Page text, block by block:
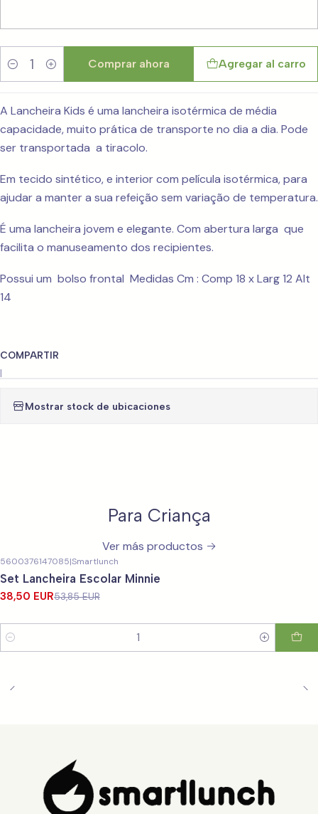
Cantidad
Agregar al carro
Comprar ahora
A Lancheira Kids é uma lancheira isotérmica de média
capacidade, muito prática de transporte no dia a dia. Pode
ser transportada a tiracolo.
Em tecido sintético, e interior com película isotérmica, para
ajudar a manter a sua refeição sem variação de temperatura.
É uma lancheira jovem e elegante. Com abertura larga que
facilita o manuseamento dos recipientes.
Possui um bolso frontal Medidas Cm : Comp 18 x Larg 12 Alt
14
COMPARTIR
|
Mostrar stock de ubicaciones
Para Criança
Ver más productos
5600376147085|Smartlunch
Set Lancheira Escolar Minnie
38,50 EUR53,85 EUR
Cantidad